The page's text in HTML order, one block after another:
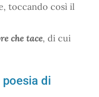
toccando così il
che tace, di cui
poesia di